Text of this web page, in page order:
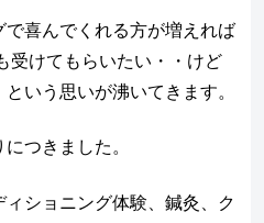
で喜んでくれる方が増えれば
受けてもらいたい・・けど
いう思いが沸いてきます。
つきました。
ショニング体験、鍼灸、ク